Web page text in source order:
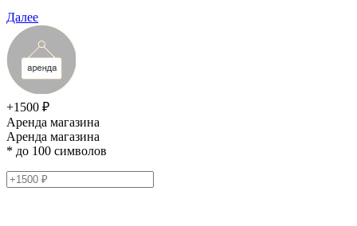
Далее
+1500 ₽
Аренда магазина
Аренда магазина
* до 100 символов